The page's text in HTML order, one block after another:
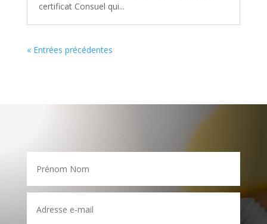
certificat Consuel qui...
« Entrées précédentes